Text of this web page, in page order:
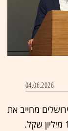
04.06.2026
מחייב את
חברת גלובל נט גמל להשיב לעמיתים כ-11 מיליון שקל.